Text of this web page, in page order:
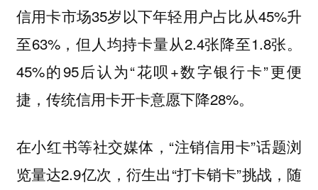
信用卡市场35岁以下年轻用户占比从45%升
至63%，但人均持卡量从2.4张降至1.8张。
45%的95后认为“花呗+数字银行卡”更便
捷，传统信用卡开卡意愿下降28%。
在小红书等社交媒体，“注销信用卡”话题浏
览量达2.9亿次，衍生出“打卡销卡”挑战，随